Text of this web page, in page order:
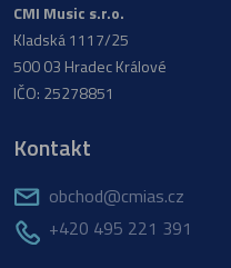
CMI Music s.r.o.
Kladská 1117/25
500 03 Hradec Králové
IČO: 25278851
Kontakt
obchod@cmias.cz
+420 495 221 391